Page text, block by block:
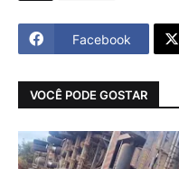
Facebook
VOCÊ PODE GOSTAR